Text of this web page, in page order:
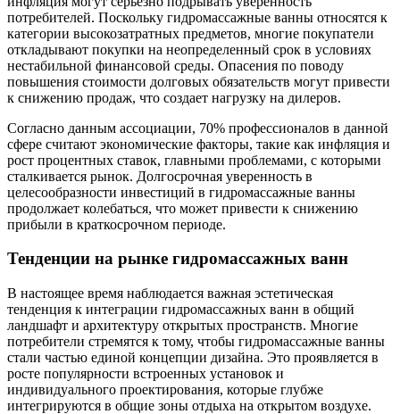
потребителей. Поскольку гидромассажные ванны относятся к
категории высокозатратных предметов, многие покупатели
откладывают покупки на неопределенный срок в условиях
нестабильной финансовой среды. Опасения по поводу
повышения стоимости долговых обязательств могут привести
к снижению продаж, что создает нагрузку на дилеров.
Согласно данным ассоциации, 70% профессионалов в данной
сфере считают экономические факторы, такие как инфляция и
рост процентных ставок, главными проблемами, с которыми
сталкивается рынок. Долгосрочная уверенность в
целесообразности инвестиций в гидромассажные ванны
продолжает колебаться, что может привести к снижению
прибыли в краткосрочном периоде.
Тенденции на рынке гидромассажных ванн
В настоящее время наблюдается важная эстетическая
тенденция к интеграции гидромассажных ванн в общий
ландшафт и архитектуру открытых пространств. Многие
потребители стремятся к тому, чтобы гидромассажные ванны
стали частью единой концепции дизайна. Это проявляется в
росте популярности встроенных установок и
индивидуального проектирования, которые глубже
интегрируются в общие зоны отдыха на открытом воздухе.